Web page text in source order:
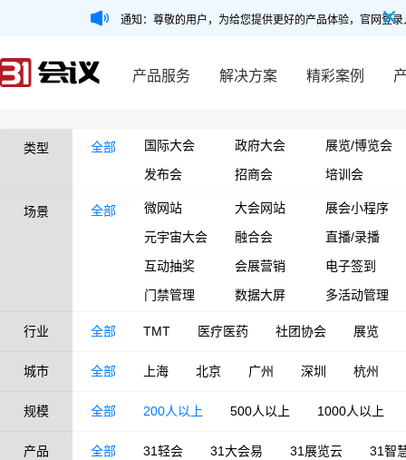
通知：尊敬的用户，为给您提供更好的产品体验，官网登
产品服务 解决方案 精彩案例
类型 全部 国际大会 政府大会
展览/博览会
发布会
招商会 培训会
场景 全部 微网站 大会网站
展会小程序
元宇宙大会
融合会
直播/录播
互动抽奖
会展营销
电子签到
门禁管理
数据大屏 多活动管理
行业 全部 TMT 医疗医药 社团协会 展览
城市 全部 上海 北京 广州 深圳 杭州
规模 全部 200人以上 500人以上 1000人以上
产品 全部 31轻会 31大会易 31展览云 31智